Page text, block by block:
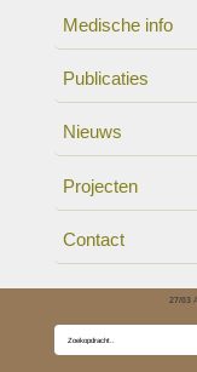
Medische info
Publicaties
Nieuws
Projecten
Contact